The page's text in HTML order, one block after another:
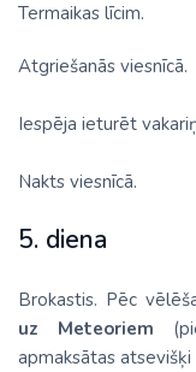
Termaikas līcim.
Atgriešanās viesnīcā.
Iespēja ieturēt
Nakts viesnīcā.
5. diena
Brokastis. Pēc
uz Meteoriem
apmaksātas atsevišķi